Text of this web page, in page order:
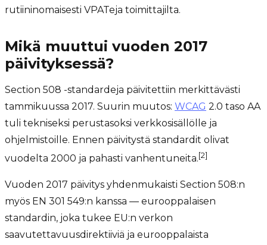
rutiininomaisesti VPATeja toimittajilta.
Mikä muuttui vuoden 2017
päivityksessä?
Section 508 -standardeja päivitettiin merkittävästi
tammikuussa 2017. Suurin muutos: WCAG 2.0 taso AA
tuli tekniseksi perustasoksi verkkosisällölle ja
ohjelmistoille. Ennen päivitystä standardit olivat
vuodelta 2000 ja pahasti vanhentuneita.[2]
Vuoden 2017 päivitys yhdenmukaisti Section 508:n
myös EN 301 549:n kanssa — eurooppalaisen
standardin, joka tukee EU:n verkon
saavutettavuusdirektiiviä ja eurooppalaista